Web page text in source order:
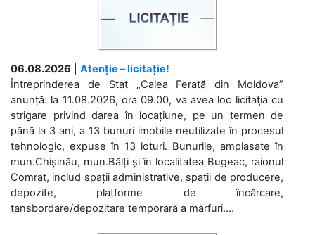
06.08.2026
Atenție – licitație!
Întreprinderea de Stat „Calea Ferată din Moldova”
anunță: la 11.08.2026, ora 09.00, va avea loc licitaţia cu
strigare privind darea în locațiune, pe un termen de
până la 3 ani, a 13 bunuri imobile neutilizate în procesul
tehnologic, expuse în 13 loturi. Bunurile, amplasate în
mun.Chișinău, mun.Bălți și în localitatea Bugeac, raionul
Comrat, includ spații administrative, spații de producere,
depozite, platforme de încărcare,
tansbordare/depozitare temporară a mărfuri....